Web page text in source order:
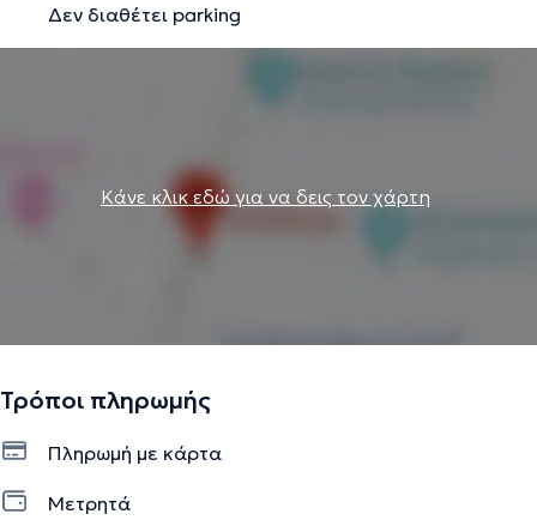
Δεν διαθέτει parking
Κάνε κλικ εδώ για να δεις τον χάρτη
Τρόποι πληρωμής
Πληρωμή με κάρτα
Μετρητά